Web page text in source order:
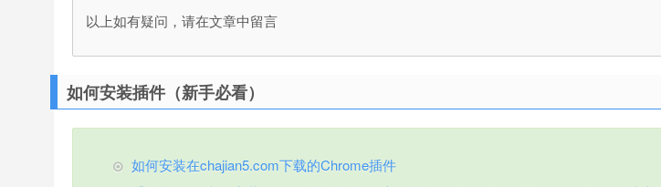
以上如有疑问，请在文章中留言
如何安装插件（新手必看）
如何安装在chajian5.com下载的Chrome插件